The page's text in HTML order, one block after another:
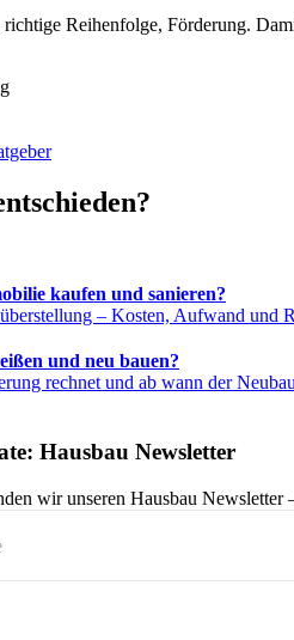
richtige Reihenfolge, Förderung.
kaufen und sanieren?
– Kosten, Aufwand und
und neu bauen?
rechnet und ab wann der
Hausbau Newsletter
wir unseren Hausbau